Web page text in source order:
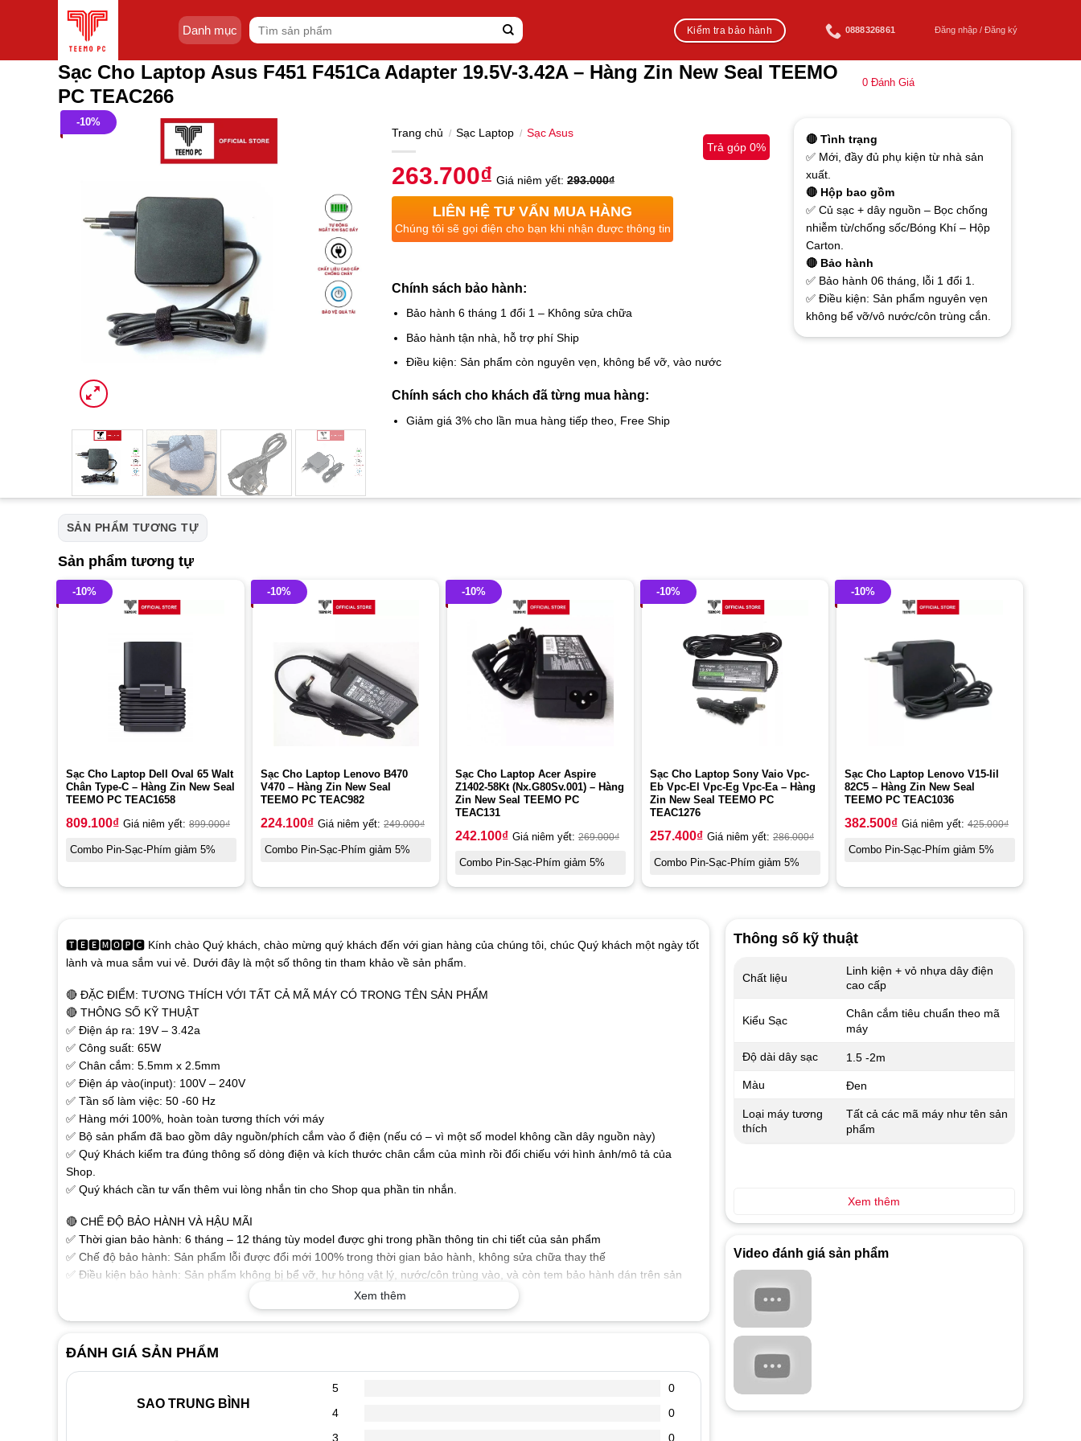
Danh mục
Tìm
kiếm:
Kiểm tra bảo hành 0888326861 Đăng nhập / Đăng ký
Sạc Cho Laptop Asus F451 F451Ca Adapter 19.5V-3.42A – Hàng Zin New Seal TEEMO
PC TEAC266
0 Đánh Giá
-10%
Trang chủ / Sạc Laptop / Sạc Asus
263.700₫ Giá niêm yết: 293.000₫
Trả góp 0%
LIÊN HỆ TƯ VẤN MUA HÀNG
Chúng tôi sẽ gọi điện cho bạn khi nhận được thông tin
Chính sách bảo hành:
Bảo hành 6 tháng 1 đổi 1 – Không sửa chữa
Bảo hành tận nhà, hỗ trợ phí Ship
Điều kiện: Sản phẩm còn nguyên vẹn, không bể vỡ, vào nước
Chính sách cho khách đã từng mua hàng:
Giảm giá 3% cho lần mua hàng tiếp theo, Free Ship
🔴 Tình trạng
✅ Mới, đầy đủ phụ kiện từ nhà sản
xuất.
🔴 Hộp bao gồm
✅ Củ sạc + dây nguồn – Bọc chống
nhiễm từ/chống sốc/Bóng Khí – Hộp
Carton.
🔴 Bảo hành
✅ Bảo hành 06 tháng, lỗi 1 đổi 1.
✅ Điều kiện: Sản phẩm nguyên vẹn
không bể vỡ/vô nước/côn trùng cắn.
SẢN PHẨM TƯƠNG TỰ
Sản phẩm tương tự
-10%
Sạc Cho Laptop Dell Oval 65 Walt
Chân Type-C – Hàng Zin New Seal
TEEMO PC TEAC1658
809.100₫ Giá niêm yết: 899.000₫
Combo Pin-Sạc-Phím giảm 5%
-10%
Sạc Cho Laptop Lenovo B470
V470 – Hàng Zin New Seal
TEEMO PC TEAC982
224.100₫ Giá niêm yết: 249.000₫
Combo Pin-Sạc-Phím giảm 5%
-10%
Sạc Cho Laptop Acer Aspire
Z1402-58Kt (Nx.G80Sv.001) – Hàng
Zin New Seal TEEMO PC
TEAC131
242.100₫ Giá niêm yết: 269.000₫
Combo Pin-Sạc-Phím giảm 5%
-10%
Sạc Cho Laptop Sony Vaio Vpc-
Eb Vpc-El Vpc-Eg Vpc-Ea – Hàng
Zin New Seal TEEMO PC
TEAC1276
257.400₫ Giá niêm yết: 286.000₫
Combo Pin-Sạc-Phím giảm 5%
-10%
Sạc Cho Laptop Lenovo V15-Iil
82C5 – Hàng Zin New Seal
TEEMO PC TEAC1036
382.500₫ Giá niêm yết: 425.000₫
Combo Pin-Sạc-Phím giảm 5%
🆃🅴🅴🅼🅾🅿🅲 Kính chào Quý khách, chào mừng quý khách đến với gian hàng của chúng tôi, chúc Quý khách một ngày tốt
lành và mua sắm vui vẻ. Dưới đây là một số thông tin tham khảo về sản phẩm.
🔴 ĐẶC ĐIỂM: TƯƠNG THÍCH VỚI TẤT CẢ MÃ MÁY CÓ TRONG TÊN SẢN PHẨM
🔴 THÔNG SỐ KỸ THUẬT
✅ Điện áp ra: 19V – 3.42a
✅ Công suất: 65W
✅ Chân cắm: 5.5mm x 2.5mm
✅ Điện áp vào(input): 100V – 240V
✅ Tần số làm việc: 50 -60 Hz
✅ Hàng mới 100%, hoàn toàn tương thích với máy
✅ Bộ sản phẩm đã bao gồm dây nguồn/phích cắm vào ổ điện (nếu có – vì một số model không cần dây nguồn này)
✅ Quý Khách kiểm tra đúng thông số dòng điện và kích thước chân cắm của mình rồi đối chiếu với hình ảnh/mô tả của
Shop.
✅ Quý khách cần tư vấn thêm vui lòng nhắn tin cho Shop qua phần tin nhắn.
🔴 CHẾ ĐỘ BẢO HÀNH VÀ HẬU MÃI
✅ Thời gian bảo hành: 6 tháng – 12 tháng tùy model được ghi trong phần thông tin chi tiết của sản phẩm
✅ Chế độ bảo hành: Sản phẩm lỗi được đổi mới 100% trong thời gian bảo hành, không sửa chữa thay thế
✅ Điều kiện bảo hành: Sản phẩm không bị bể vỡ, hư hỏng vật lý, nước/côn trùng vào, và còn tem bảo hành dán trên sản
🔴 MỘT SỐ THÔNG TIN THAM KHẢO VỀ SẠC LAPTOP
✅ Sạc dành cho Laptop chất lượng cao đảm bảo các thông số kỹ thuật mà máy tính xách tay của bạn yêu cầu, cấp nguồn
ổn định chuẩn dòng cho Laptop của bạn làm việc tốt nhất.
✅ Sạc được sản xuất theo tiêu chuẩn cho chất lượng sạc tốt, dòng diện an toàn, chống chập, cháy nổ, không gây ảnh
hưởng xấu đến thiết bị.
✅ Tính năng bảo vệ Laptop nếu điện áp không chính xác, đoản mạch hoặc quá nóng.
✅ Vật liệu cấu tạo tốt, độ bền cao với vỏ nhựa chắc chắn, chống oxi hóa, chống chịu va đập, bảo vệ mạch điện bên trong
Xem thêm
ĐÁNH GIÁ SẢN PHẨM
SAO TRUNG BÌNH
5
0
4
0
3
0
Thông số kỹ thuật
Chất liệu
Linh kiện + vỏ nhựa dây điện
cao cấp
Kiểu Sạc
Chân cắm tiêu chuẩn theo mã
máy
Độ dài dây sạc 1.5 -2m
Màu Đen
Loại máy tương
thích
Tất cả các mã máy như tên sản
phẩm
Xem thêm
Video đánh giá sản phẩm